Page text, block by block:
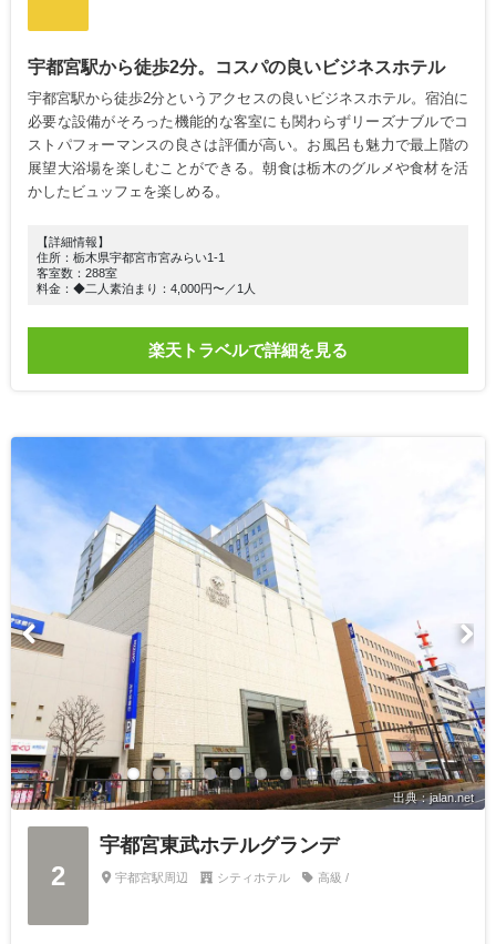
宇都宮駅から徒歩2分。コスパの良いビジネスホテル
宇都宮駅から徒歩2分というアクセスの良いビジネスホテル。宿泊に
必要な設備がそろった機能的な客室にも関わらずリーズナブルでコ
ストパフォーマンスの良さは評価が高い。お風呂も魅力で最上階の
展望大浴場を楽しむことができる。朝食は栃木のグルメや食材を活
かしたビュッフェを楽しめる。
【詳細情報】
住所：栃木県宇都宮市宮みらい1-1
客室数：288室
料金：◆二人素泊まり：4,000円〜／1人
楽天トラベルで詳細を見る
出典：jalan.net
2
宇都宮東武ホテルグランデ
宇都宮駅周辺 シティホテル 高級 /